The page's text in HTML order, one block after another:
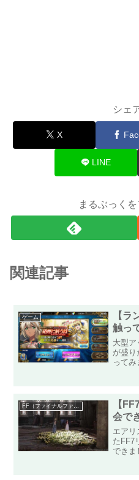
シェ
X
LINE
まるぶっく
関連記事
ゲーム
【ラ
触っ
大型ア
が盛り
って
ので
FF（ファイナルファンタジー）
【
会で
エアリ
たFF7
できま